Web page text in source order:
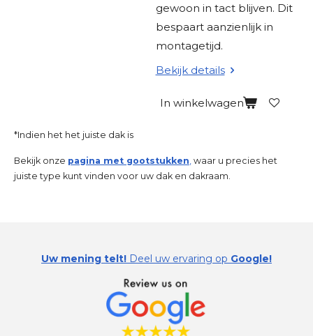
gewoon in tact blijven. Dit
bespaart aanzienlijk in
montagetijd.
Bekijk details
In winkelwagen
*Indien het het juiste dak is
Bekijk onze pagina met gootstukken, waar u precies het
juiste type kunt vinden voor uw dak en dakraam.
Uw mening telt! Deel uw ervaring op Google!